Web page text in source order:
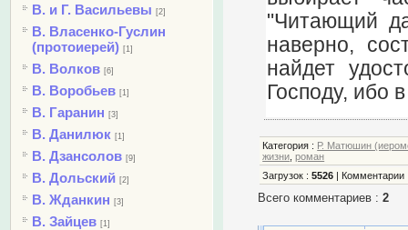
В. и Г. Васильевы [2]
В. Власенко-Гуслин
(протоиерей) [1]
В. Волков [6]
В. Воробьев [1]
В. Гаранин [3]
В. Данилюк [1]
В. Дзансолов [9]
В. Дольский [2]
В. Жданкин [3]
В. Зайцев [1]
"Читающий
наверно,
найдет
Господу, ибо
Категория : Р. Матюшин
жизни ,роман
Загрузок :5526 Комментарии
Всего комментариев :2